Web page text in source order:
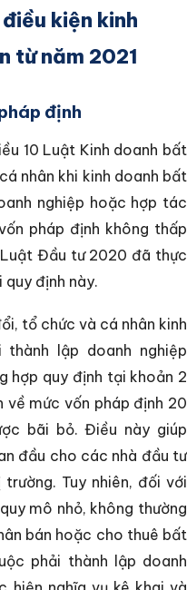
kiện kinh
từ năm 2021
định
10 Luật Kinh doanh bất
nhân khi kinh doanh bất
nghiệp hoặc hợp tác
pháp định không thấp
Đầu tư 2020 đã thực
định này.
tổ chức và cá nhân kinh
lập doanh nghiệp
hợp quy định tại khoản 2
về mức vốn pháp định 20
bãi bỏ. Điều này giúp
đầu cho các nhà đầu tư
Tuy nhiên, đối với
mô nhỏ, không thường
bán hoặc cho thuê bất
phải thành lập doanh